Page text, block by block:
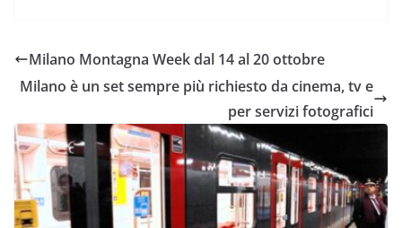
Milano Montagna Week dal 14 al 20 ottobre
Milano è un set sempre più richiesto da cinema, tv e
per servizi fotografici